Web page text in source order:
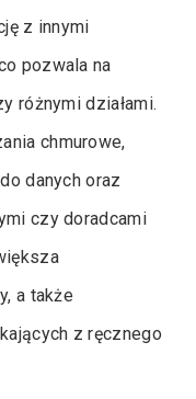
z innymi
pozwala na
różnymi działami.
chmurowe,
danych oraz
czy doradcami
a także
z ręcznego